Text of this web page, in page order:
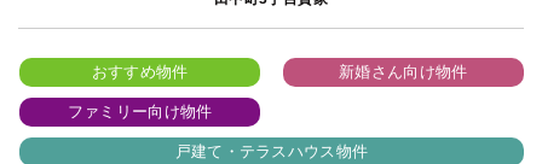
おすすめ物件 新婚さん向け物件
ファミリー向け物件
戸建て・テラスハウス物件